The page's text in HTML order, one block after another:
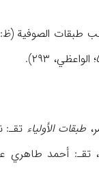
طبقات الأولیاء تقـ: